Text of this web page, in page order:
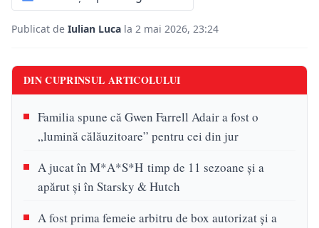
Publicat de Iulian Luca la 2 mai 2026, 23:24
DIN CUPRINSUL ARTICOLULUI
Familia spune că Gwen Farrell Adair a fost o
„lumină călăuzitoare” pentru cei din jur
A jucat în M*A*S*H timp de 11 sezoane și a
apărut și în Starsky & Hutch
A fost prima femeie arbitru de box autorizat și a